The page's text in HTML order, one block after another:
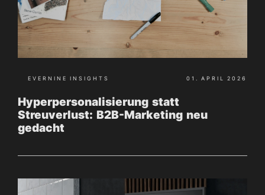
Hyperpersonalisierung statt
Streuverlust: B2B-Marketing neu
gedacht
EVERNINE INSIGHTS 01. APRIL 2026